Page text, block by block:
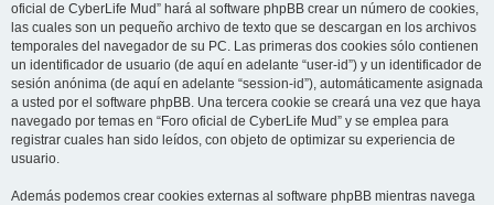
oficial de CyberLife Mud” hará al software phpBB crear un número de cookies,
las cuales son un pequeño archivo de texto que se descargan en los archivos
temporales del navegador de su PC. Las primeras dos cookies sólo contienen
un identificador de usuario (de aquí en adelante “user-id”) y un identificador de
sesión anónima (de aquí en adelante “session-id”), automáticamente asignada
a usted por el software phpBB. Una tercera cookie se creará una vez que haya
navegado por temas en “Foro oficial de CyberLife Mud” y se emplea para
registrar cuales han sido leídos, con objeto de optimizar su experiencia de
usuario.
Además podemos crear cookies externas al software phpBB mientras navega